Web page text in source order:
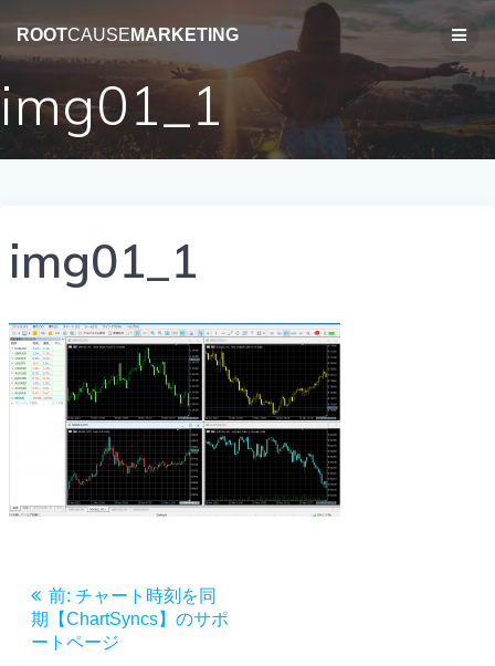
テ
へ
ス
ROOTCAUSE MARKETING
img01_1
img01_1
投
稿
前: 前
の
投
チャート時刻を同
期【ChartSyncs】のサポ
ートページ